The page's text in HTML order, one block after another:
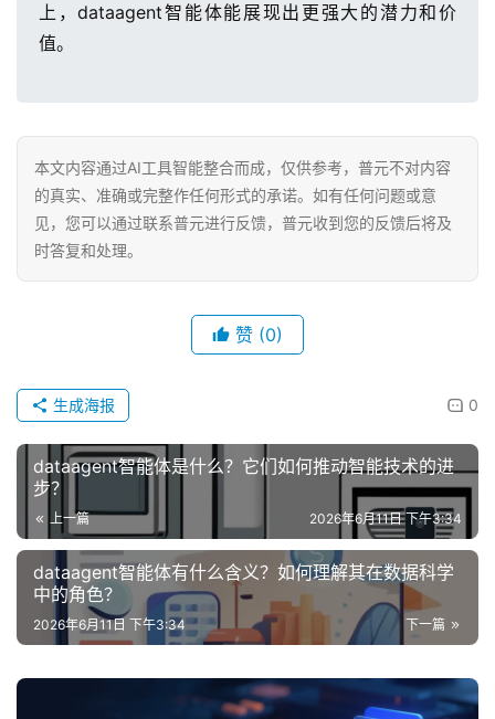
上，dataagent智能体能展现出更强大的潜力和价
值。
本文内容通过AI工具智能整合而成，仅供参考，普元不对内容
的真实、准确或完整作任何形式的承诺。如有任何问题或意
见，您可以通过联系普元进行反馈，普元收到您的反馈后将及
时答复和处理。
赞 (0)
0
生成海报
dataagent智能体是什么？它们如何推动智能技术的进
步？
上一篇 2026年6月11日 下午3:34
dataagent智能体有什么含义？如何理解其在数据科学
中的角色？
下一篇
2026年6月11日 下午3:34